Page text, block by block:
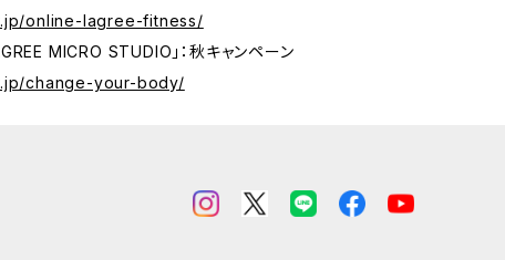
online-lagree-fitness/
MICRO STUDIO」：秋キャンペーン
change-your-body/